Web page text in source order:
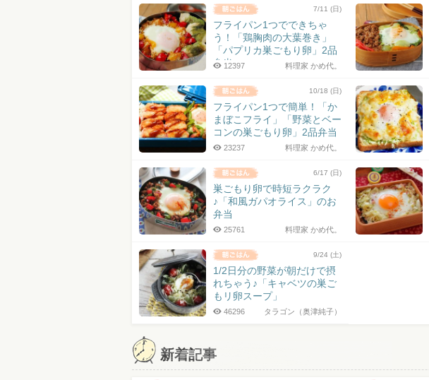
7/11 (日)
フライパン1つでできちゃ
う！「鶏胸肉の大葉巻き」
「パプリカ巣ごもり卵」2品
弁当
料理家 かめ代。
12397
10/18 (日)
フライパン1つで簡単！「か
まぼこフライ」「野菜とベー
コンの巣ごもり卵」2品弁当
料理家 かめ代。
23237
6/17 (日)
巣ごもり卵で時短ラクラク
♪「和風ガパオライス」のお
弁当
料理家 かめ代。
25761
9/24 (土)
1/2日分の野菜が朝だけで摂
れちゃう♪「キャベツの巣ご
もリ卵スープ」
タラゴン（奥津純子）
46296
新着記事